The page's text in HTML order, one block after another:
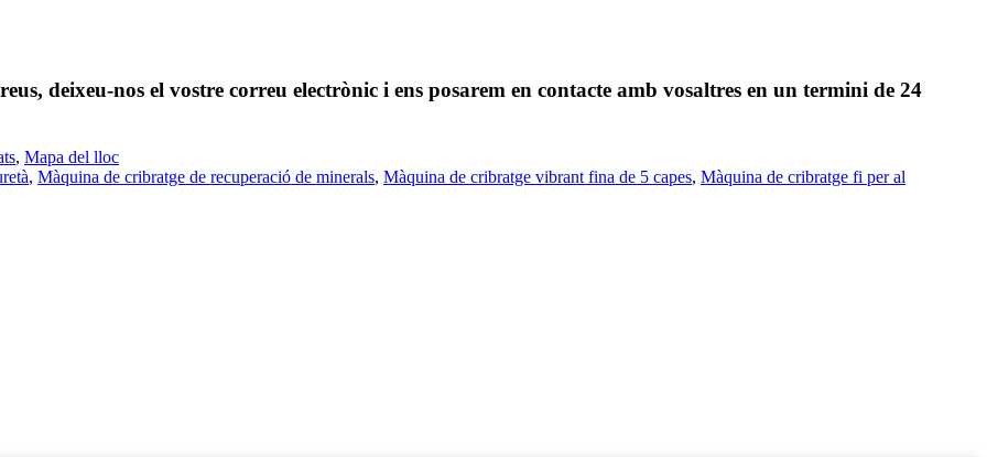
deixeu-nos el vostre correu electrònic i ens posarem en contacte amb vosaltres en un termini de 24
, Mapa del lloc
, Màquina de cribratge de recuperació de minerals, Màquina de cribratge vibrant fina de 5 capes, Màquina de cribratge fi per al